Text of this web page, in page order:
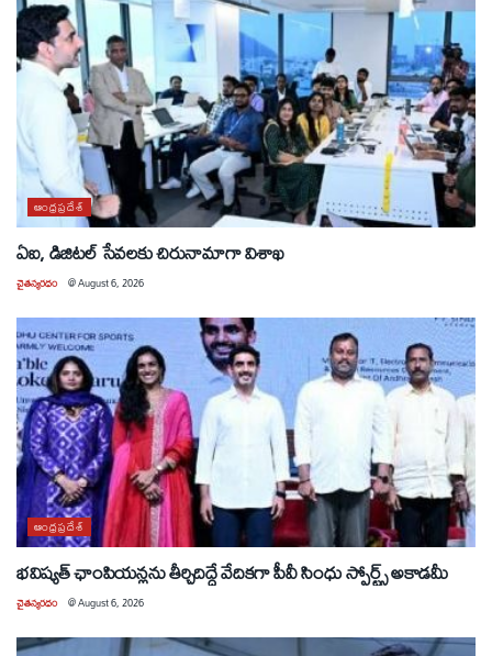
ఆంధ్రప్రదేశ్
ఏఐ, డిజిటల్ సేవలకు చిరునామాగా విశాఖ
చైతన్యరధం @August 6, 2026
ఆంధ్రప్రదేశ్
భవిష్యత్ ఛాంపియన్లను తీర్చిదిద్దే వేదికగా పీవీ సింధు స్పోర్ట్స్ అకాడమీ
చైతన్యరధం @August 6, 2026